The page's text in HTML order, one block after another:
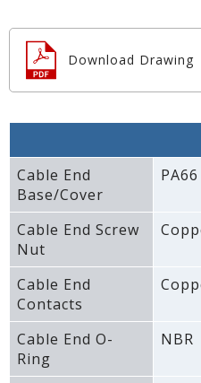
Download Drawing
Cable End
Base/Cover
PA66
Cable End Screw
Nut
Cable End
Contacts
Cable End O-
Ring
NBR